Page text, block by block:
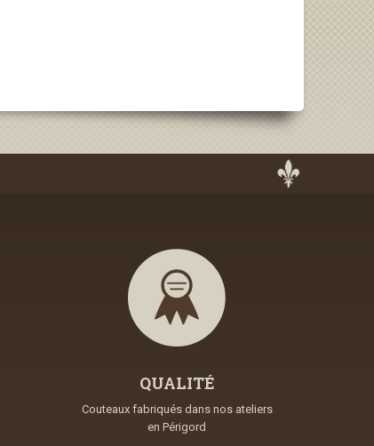
QUALITÉ
Couteaux fabriqués dans nos ateliers
en Périgord